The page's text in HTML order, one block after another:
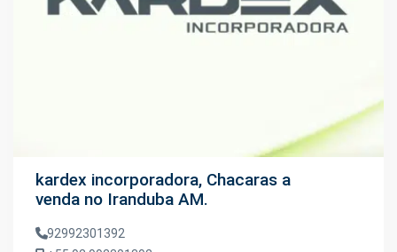
kardex incorporadora, Chacaras a
venda no Iranduba AM.
92992301392